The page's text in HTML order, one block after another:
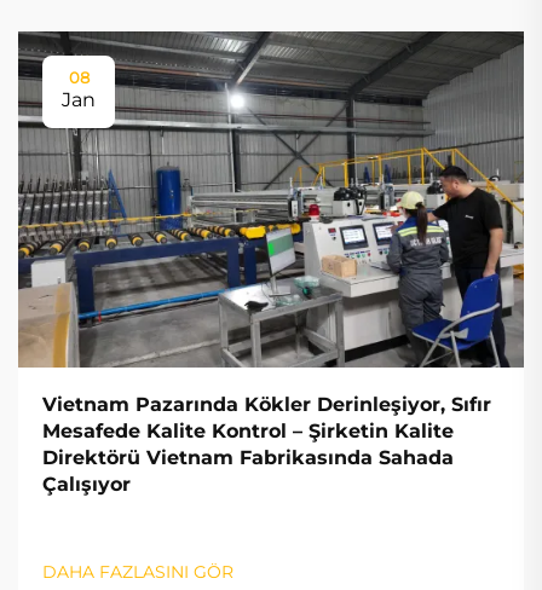
08
Jan
Vietnam Pazarında Kökler Derinleşiyor, Sıfır
Mesafede Kalite Kontrol – Şirketin Kalite
Direktörü Vietnam Fabrikasında Sahada
Çalışıyor
DAHA FAZLASINI GÖR